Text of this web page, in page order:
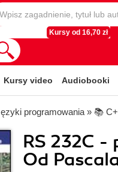
Kursy od 16,70 zł
Kursy video Audiobooki
programowania » 📚
RS 232C
Od